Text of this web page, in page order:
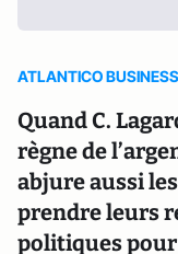
ATLANTICO BUSINESS
Quand C.
règne de
abjure aussi
prendre leurs
politiques